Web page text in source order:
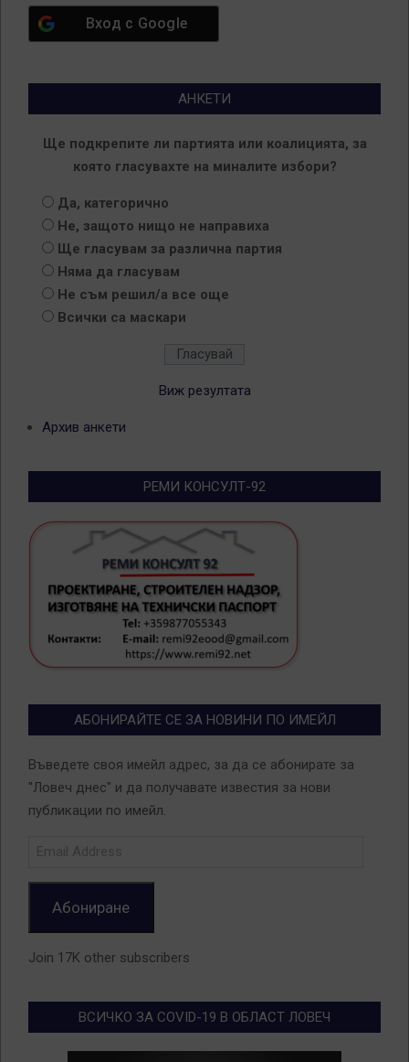
Вход с Google
АНКЕТИ
Ще подкрепите ли партията или коалицията, за
която гласувахте на миналите избори?
Да, категорично
Не, защото нищо не направиха
Ще гласувам за различна партия
Няма да гласувам
Не съм решил/а все още
Всички са маскари
Виж резултата
Архив анкети
РЕМИ КОНСУЛТ-92
АБОНИРАЙТЕ СЕ ЗА НОВИНИ ПО ИМЕЙЛ
Въведете своя имейл адрес, за да се абонирате за
"Ловеч днес" и да получавате известия за нови
публикации по имейл.
Абониране
Join 17K other subscribers
ВСИЧКО ЗА COVID-19 В ОБЛАСТ ЛОВЕЧ